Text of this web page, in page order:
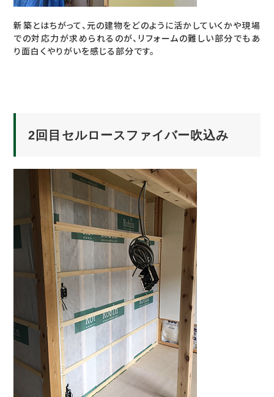
新築とはちがって、元の建物をどのように活かしていくかや現場
での対応力が求められるのが、リフォームの難しい部分でもあ
り面白くやりがいを感じる部分です。
2回目セルロースファイバー吹込み